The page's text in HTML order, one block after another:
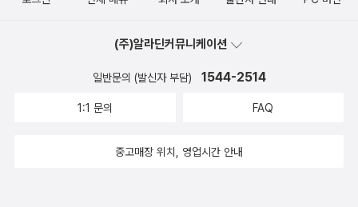
업이 매우 중요했고 가장 많은 시간을 필요로했다. 난, 고시공부를 한
마 잘하는 몇 가지 일 중 하나라서 신나게 프로젝트를 완료한 기억이
생생하다. 당시 내가 읽었던 책들은 대부분 두꺼운 하드커버의 이론
8시에 출근해서(아침 10시까지 출근이었지만) 새벽 1시까지 밥먹는
(주)알라딘커뮤니케이션
일반문의 (발신자 부담) 1544-2514
1:1 문의 FAQ
중고매장 위치, 영업시간 안내